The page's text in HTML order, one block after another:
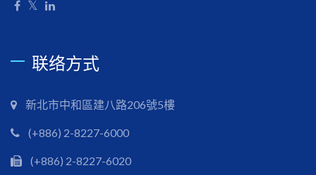
联络方式
新北市中和區建八路206號5樓
(+886) 2-8227-6000
(+886) 2-8227-6020